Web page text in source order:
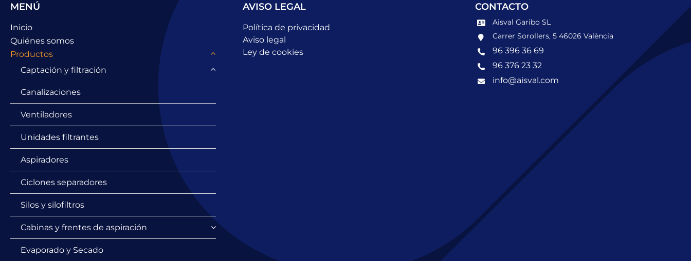
MENÚ
Inicio
Quiénes somos
Productos
Captación y filtración
Canalizaciones
Ventiladores
Unidades filtrantes
Aspiradores
Ciclones separadores
Silos y silofiltros
Cabinas y frentes de aspiración
Evaporado y Secado
AVISO LEGAL
Política de privacidad
Aviso legal
Ley de cookies
CONTACTO
Aisval Garibo SL
Carrer Sorollers, 5 46026 València
96 396 36 69
96 376 23 32
info@aisval.com